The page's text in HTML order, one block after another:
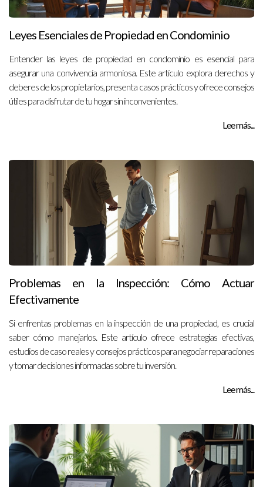
Leyes Esenciales de Propiedad en Condominio
Entender las leyes de propiedad en condominio es esencial para
asegurar una convivencia armoniosa. Este artículo explora derechos y
deberes de los propietarios, presenta casos prácticos y ofrece consejos
útiles para disfrutar de tu hogar sin inconvenientes.
Lee más...
Problemas en la Inspección: Cómo Actuar
Efectivamente
Si enfrentas problemas en la inspección de una propiedad, es crucial
saber cómo manejarlos. Este artículo ofrece estrategias efectivas,
estudios de caso reales y consejos prácticos para negociar reparaciones
y tomar decisiones informadas sobre tu inversión.
Lee más...